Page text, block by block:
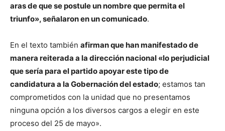
aras de que se postule un nombre que permita el
triunfo», señalaron en un comunicado.
En el texto también afirman que han manifestado de
manera reiterada a la dirección nacional «lo perjudicial
que sería para el partido apoyar este tipo de
candidatura a la Gobernación del estado; estamos tan
comprometidos con la unidad que no presentamos
ninguna opción a los diversos cargos a elegir en este
proceso del 25 de mayo».